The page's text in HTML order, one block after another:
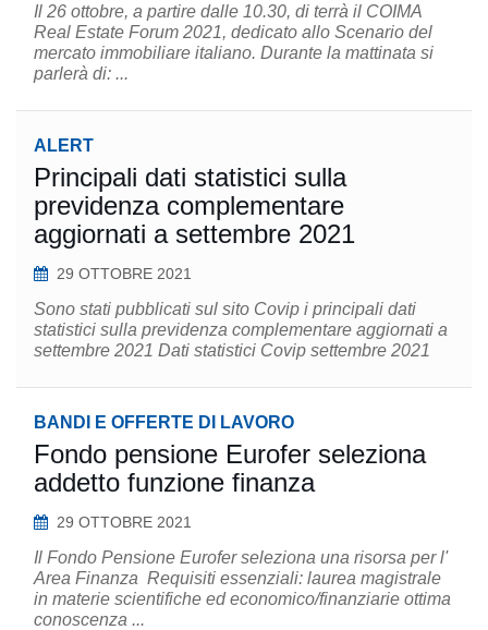
Il 26 ottobre, a partire dalle 10.30, di terrà il COIMA
Real Estate Forum 2021, dedicato allo Scenario del
mercato immobiliare italiano. Durante la mattinata si
parlerà di: ...
ALERT
Principali dati statistici sulla
previdenza complementare
aggiornati a settembre 2021
29 OTTOBRE 2021
Sono stati pubblicati sul sito Covip i principali dati
statistici sulla previdenza complementare aggiornati a
settembre 2021 Dati statistici Covip settembre 2021
BANDI E OFFERTE DI LAVORO
Fondo pensione Eurofer seleziona
addetto funzione finanza
29 OTTOBRE 2021
Il Fondo Pensione Eurofer seleziona una risorsa per l'
Area Finanza Requisiti essenziali: laurea magistrale
in materie scientifiche ed economico/finanziarie ottima
conoscenza ...